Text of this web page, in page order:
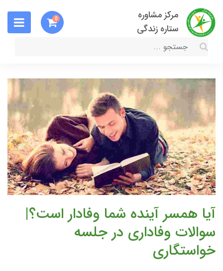
مرکز مشاوره
ستاره زندگی
0
آیا همسر آینده شما وفادار است؟|
سوالات وفاداری در جلسه
خواستگاری